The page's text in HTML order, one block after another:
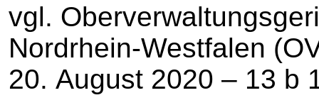
vgl.
Nordrhein-Westfalen
20. August 2020 – 13 b